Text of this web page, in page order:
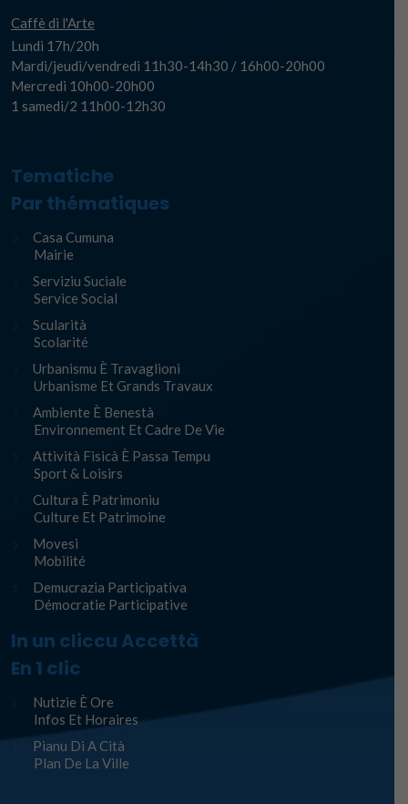
Caffè di l'Arte
Lundi 17h/20h
Mardi/jeudi/vendredi 11h30-14h30 / 16h00-20h00
Mercredi 10h00-20h00
1 samedi/2 11h00-12h30
Tematiche
Par thématiques
Casa Cumuna
Mairie
Serviziu Suciale
Service Social
Scularità
Scolarité
Urbanismu È Travaglioni
Urbanisme Et Grands Travaux
Ambiente È Benestà
Environnement Et Cadre De Vie
Attività Fisicà È Passa Tempu
Sport & Loisirs
Cultura È Patrimoniu
Culture Et Patrimoine
Movesi
Mobilité
Demucrazia Participativa
Démocratie Participative
In un cliccu Accettà
En 1 clic
Nutizie È Ore
Infos Et Horaires
Pianu Di A Cità
Plan De La Ville